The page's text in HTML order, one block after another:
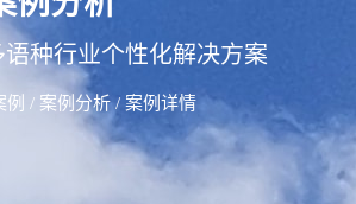
种行业个性化解决方案
例 / 案例分析/ 案例详情